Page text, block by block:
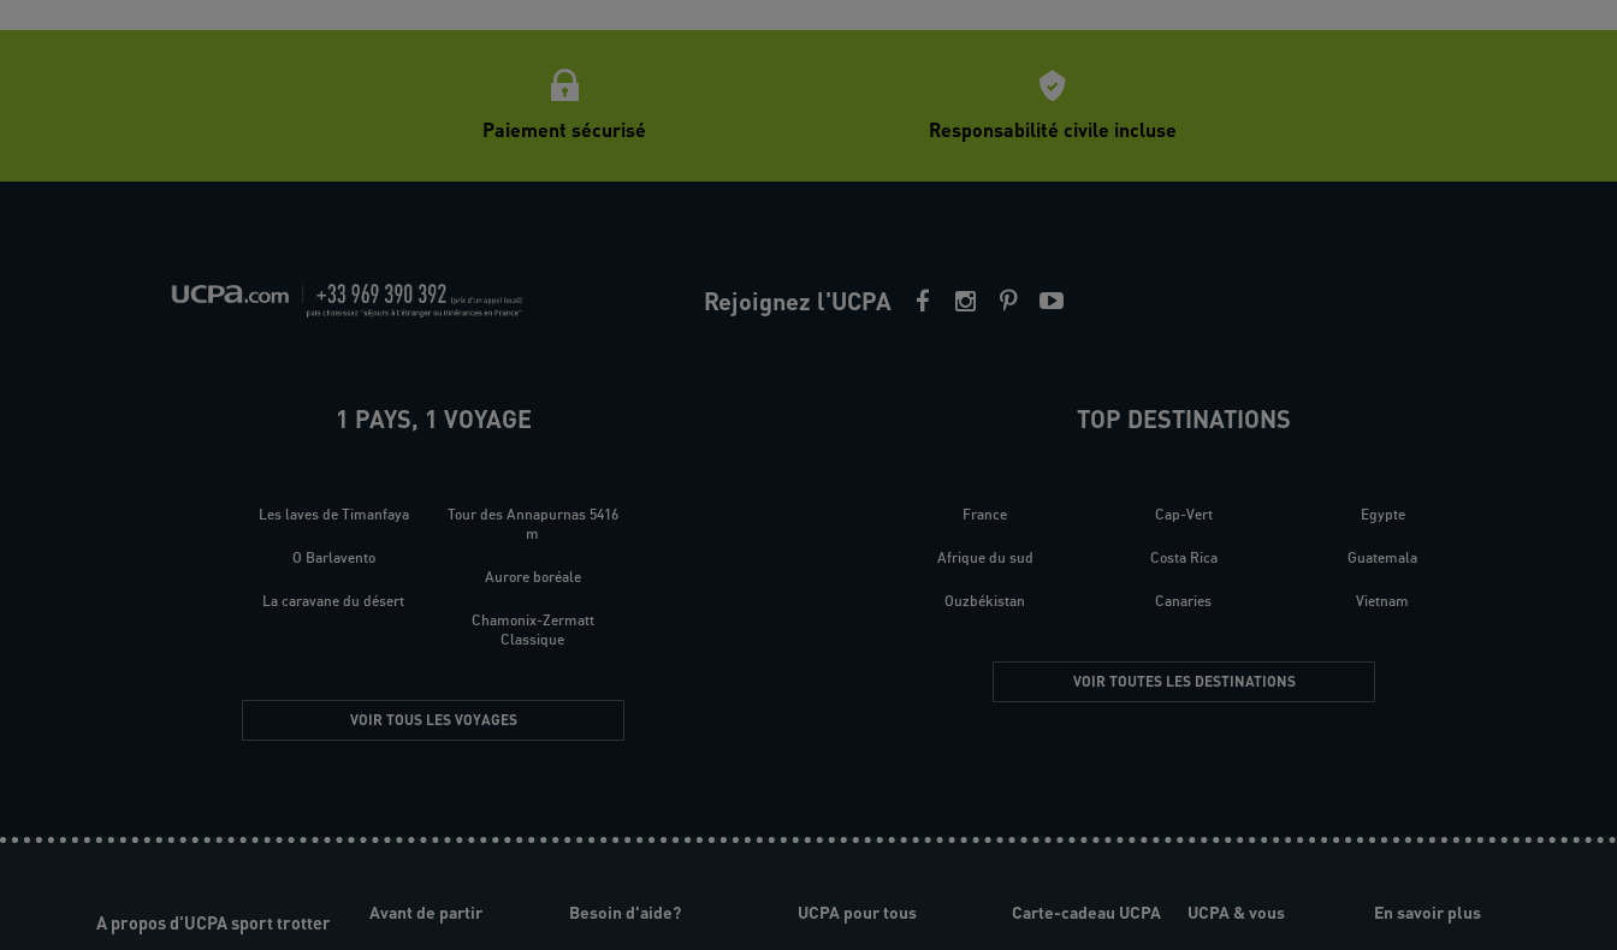
Paiement sécurisé Responsabilité civile incluse
Rejoignez l'UCPA
1 PAYS, 1 VOYAGE
Les laves de Timanfaya
O Barlavento
La caravane du désert
Tour des Annapurnas 5416
m
Aurore boréale
Chamonix-Zermatt
Classique
VOIR TOUS LES VOYAGES
TOP DESTINATIONS
France
Afrique du sud
Ouzbékistan
Cap-Vert
Costa Rica
Canaries
Egypte
Guatemala
Vietnam
VOIR TOUTES LES DESTINATIONS
A propos d'UCPA sport trotter
Avant de partir Besoin d'aide? UCPA pour tous Carte-cadeau UCPA UCPA & vous En savoir plus